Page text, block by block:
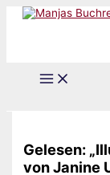
Zum
Gelesen:
von Janine